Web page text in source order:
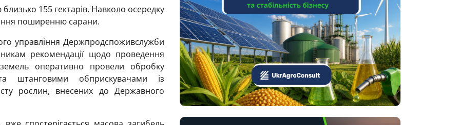
155 гектарів. Навколо осередку
поширенню сарани.
управління Держпродспоживслужби
рекомендації щодо проведення
оперативно провели обробку
штанговими обприскувачами із
рослин, внесених до Державного